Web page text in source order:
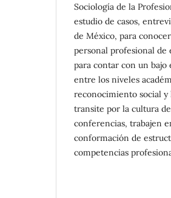
Sociología de la
estudio de casos,
de México, para
personal profesional
para contar con un bajo
entre los niveles
reconocimiento social y
transite por la cultura
conferencias, trabajen
conformación de
competencias